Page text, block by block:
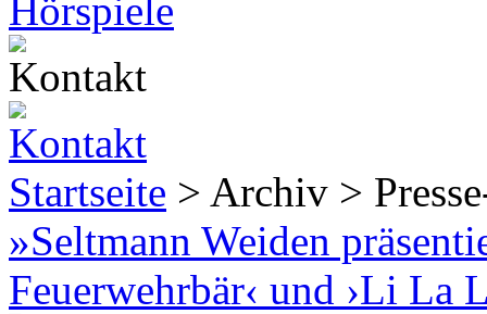
Startseite > Archiv >
»Seltmann Weiden
Feuerwehrbär‹ und ›Li La